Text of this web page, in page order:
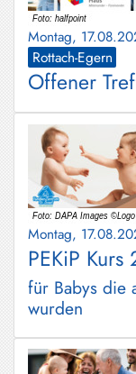
Montag,
Rottach-Egern
Offener
Montag,
PEKiP Kurs
für Babys die
wurden